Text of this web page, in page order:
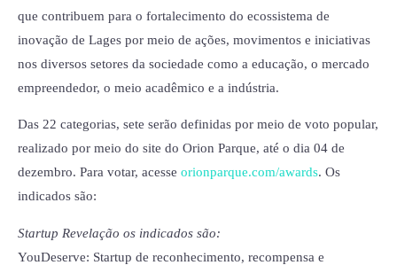
que contribuem para o fortalecimento do ecossistema de
inovação de Lages por meio de ações, movimentos e iniciativas
nos diversos setores da sociedade como a educação, o mercado
empreendedor, o meio acadêmico e a indústria.
Das 22 categorias, sete serão definidas por meio de voto popular,
realizado por meio do site do Orion Parque, até o dia 04 de
dezembro. Para votar, acesse orionparque.com/awards. Os
indicados são:
Startup Revelação os indicados são:
YouDeserve: Startup de reconhecimento, recompensa e